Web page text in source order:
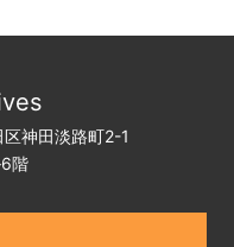
神田淡路町2-1
階